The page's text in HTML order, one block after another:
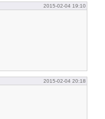
2015-02-04 19:10
2015-02-04 20:18